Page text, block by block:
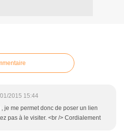
2015 15:44
je me permet donc de poser un lien
pas à le visiter. <br /> Cordialement